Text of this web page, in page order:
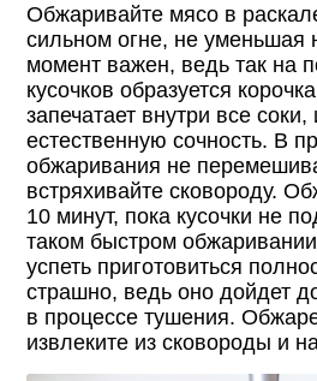
Обжаривайте мясо в
сильном огне, не уменьшая
момент важен, ведь так на
кусочков образуется
запечатает внутри все
естественную сочность. В
обжаривания не
встряхивайте сковороду.
10 минут, пока кусочки не
таком быстром
успеть приготовиться
страшно, ведь оно дойдет
в процессе тушения.
извлеките из сковороды и